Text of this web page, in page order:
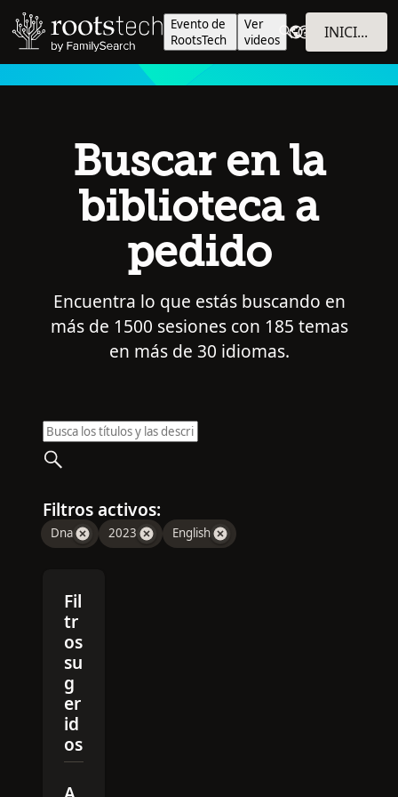
Evento de
RootsTech
Ver
videos
INICIAR SESIÓN
Buscar en la
biblioteca a
pedido
Encuentra lo que estás buscando en
más de 1500 sesiones con 185 temas
en más de 30 idiomas.
Filtros activos:
Dna 2023 English
Fil
tr
os
su
g
er
id
os